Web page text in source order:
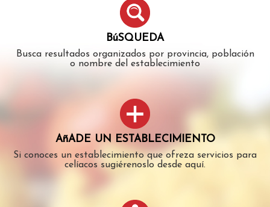
BúSQUEDA
Busca resultados organizados por provincia, población
o nombre del establecimiento
AñADE UN ESTABLECIMIENTO
Si conoces un establecimiento que ofreza servicios para
celíacos sugiérenoslo desde aquí.